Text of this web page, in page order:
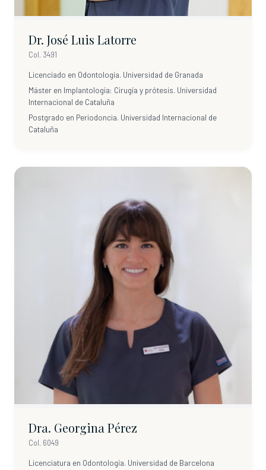
Dr. José Luis Latorre
Col. 3491
Licenciado en Odontología. Universidad de Granada
Máster en Implantología: Cirugía y prótesis. Universidad
Internacional de Cataluña
Postgrado en Periodoncia. Universidad Internacional de
Cataluña
Dra. Georgina Pérez
Col. 6049
Licenciatura en Odontología. Universidad de Barcelona